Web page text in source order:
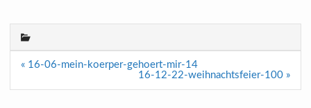
Beitragsnavigation
« 16-06-mein-koerper-gehoert-mir-14
16-12-22-weihnachtsfeier-100 »